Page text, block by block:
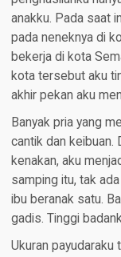
anakku. Pada saat
pada neneknya di
bekerja di kota
kota tersebut aku
akhir pekan aku
Banyak pria yang
cantik dan keibuan.
kenakan, aku
samping itu, tak
ibu beranak satu.
gadis. Tinggi
Ukuran payudaraku